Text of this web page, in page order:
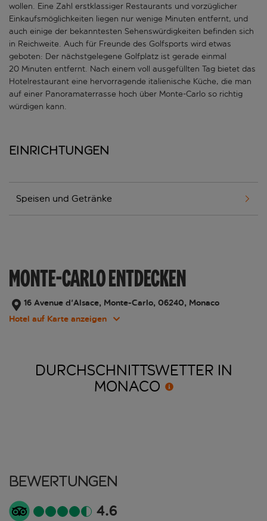
wollen. Eine Zahl erstklassiger Restaurants und vorzüglicher
Einkaufsmöglichkeiten liegen nur wenige Minuten entfernt, und
auch einige der bekanntesten Sehenswürdigkeiten befinden sich
in Reichweite. Auch für Freunde des Golfsports wird etwas
geboten: Der nächstgelegene Golfplatz ist gerade einmal
20 Minuten entfernt. Nach einem voll ausgefüllten Tag bietet das
Hotelrestaurant eine hervorragende italienische Küche, die man
auf einer Panoramaterrasse hoch über Monte-Carlo so richtig
würdigen kann.
Einrichtungen
Speisen und Getränke
MONTE-CARLO ENTDECKEN
16 Avenue d'Alsace, Monte-Carlo, 06240, Monaco
Hotel auf Karte anzeigen
DURCHSCHNITTSWETTER IN
MONACO
Bewertungen
4.6